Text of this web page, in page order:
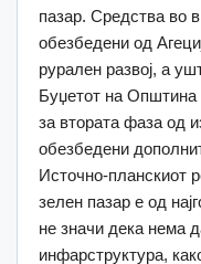
пазар. Средства во
обезбедени од
рурален развој, а
Буџетот на
за втората фаза од
обезбедени
Источно-планскиот
зелен пазар е од
не значи дека нема
инфарструктура,